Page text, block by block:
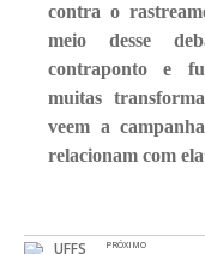
contra o
meio desse
contraponto e
muitas
veem a
relacionam com
PRÓXIMO